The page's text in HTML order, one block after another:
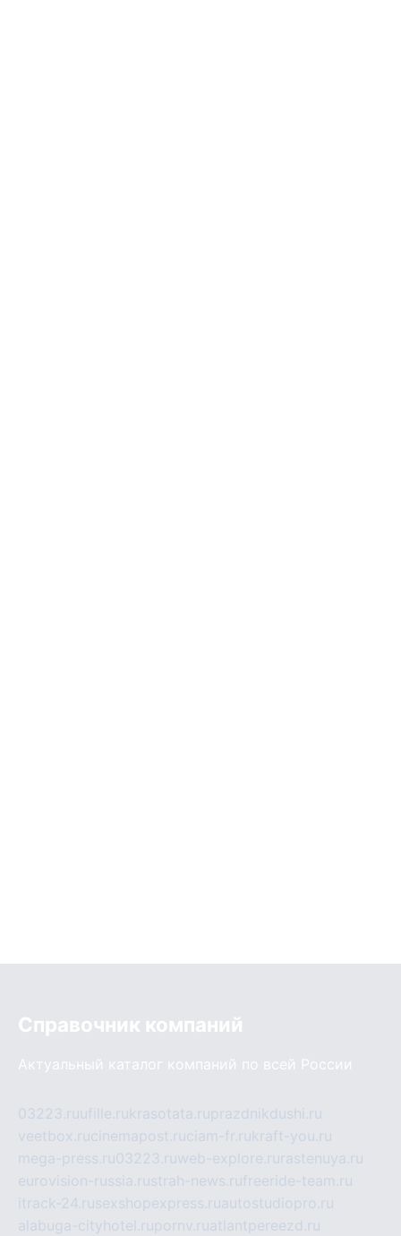
Справочник компаний
Актуальный каталог компаний по всей России
03223.ruufille.rukrasotata.ruprazdnikdushi.ru
veetbox.rucinemapost.ruciam-fr.rukraft-you.ru
mega-press.ru03223.ruweb-explore.ru rastenuya.ru
eurovision-russia.rustrah-news.rufreeride-team.ru
itrack-24.rusexshopexpress.ruautostudiopro.ru
alabuga-cityhotel.rupornv.ruatlantpereezd.ru